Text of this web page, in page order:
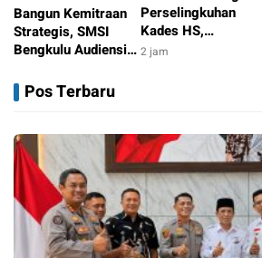
Bangun Kemitraan
Strategis, SMSI
Bengkulu Audiensi
Bengkulu
Perselingkuhan
Kades HS,
Inspektorat
2 jam
Pos Terbaru